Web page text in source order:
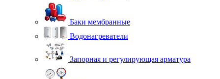
Баки мембранные
Водонагреватели
Запорная и регулирующая арматура